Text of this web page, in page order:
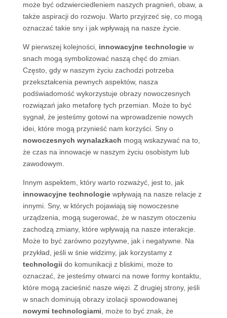
może być odzwierciedleniem naszych pragnień, obaw, a
także aspiracji do rozwoju. Warto przyjrzeć się, co mogą
oznaczać takie sny i jak wpływają na nasze życie.
W pierwszej kolejności, innowacyjne technologiew
snach mogą symbolizować naszą chęć do zmian.
Często, gdy w naszym życiu zachodzi potrzeba
przekształcenia pewnych aspektów, nasza
podświadomość wykorzystuje obrazy nowoczesnych
rozwiązań jako metaforę tych przemian. Może to być
sygnał, że jesteśmy gotowi na wprowadzenie nowych
idei, które mogą przynieść nam korzyści. Sny o
nowoczesnych wynalazkach mogą wskazywać na to,
że czas na innowacje w naszym życiu osobistym lub
zawodowym.
Innym aspektem, który warto rozważyć, jest to, jak
innowacyjne technologiewpływają na nasze relacje z
innymi. Sny, w których pojawiają się nowoczesne
urządzenia, mogą sugerować, że w naszym otoczeniu
zachodzą zmiany, które wpływają na nasze interakcje.
Może to być zarówno pozytywne, jak i negatywne. Na
przykład, jeśli w śnie widzimy, jak korzystamy z
technologii do komunikacji z bliskimi, może to
oznaczać, że jesteśmy otwarci na nowe formy kontaktu,
które mogą zacieśnić nasze więzi. Z drugiej strony, jeśli
w snach dominują obrazy izolacji spowodowanej
nowymi technologiami , może to być znak, że